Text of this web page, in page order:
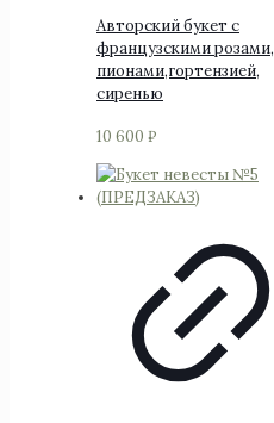
Авторский букет с
французскими розами,
пионами,гортензией,
сиренью
10 600 ₽